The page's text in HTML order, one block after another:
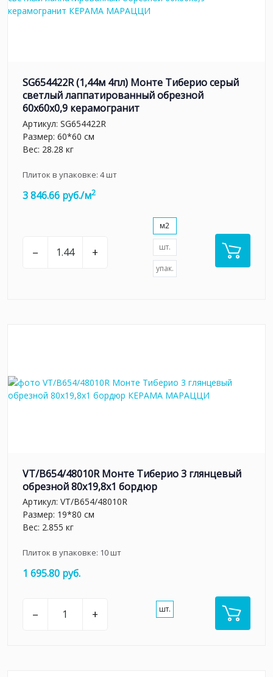
SG654422R (1,44м 4пл) Монте Тиберио серый
светлый лаппатированный обрезной
60x60x0,9 керамогранит
Артикул: SG654422R
Размер: 60*60 см
Вес: 28.28 кг
Плиток в упаковке: 4шт
3 846.66 руб./м2
– +
м2
шт.
упак.
VT/B654/48010R Монте Тиберио 3 глянцевый
обрезной 80x19,8x1 бордюр
Артикул: VT/B654/48010R
Размер: 19*80 см
Вес: 2.855 кг
Плиток в упаковке: 10шт
1 695.80 руб.
– + шт.